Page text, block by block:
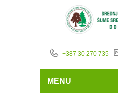
+387 30 270 735
MENU